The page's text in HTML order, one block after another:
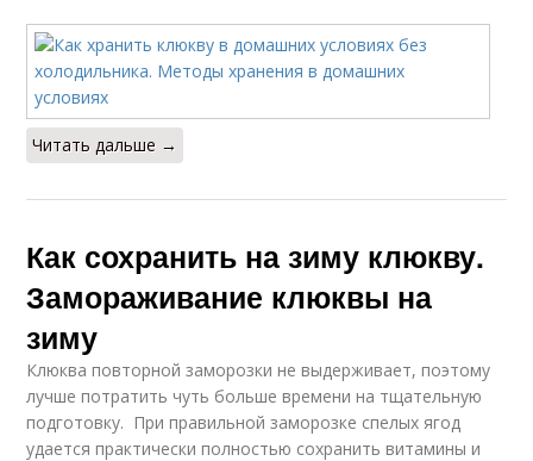
Читать дальше →
Как сохранить на зиму клюкву.
Замораживание клюквы на
зиму
Клюква повторной заморозки не выдерживает, поэтому
лучше потратить чуть больше времени на тщательную
подготовку. При правильной заморозке спелых ягод
удается практически полностью сохранить витамины и